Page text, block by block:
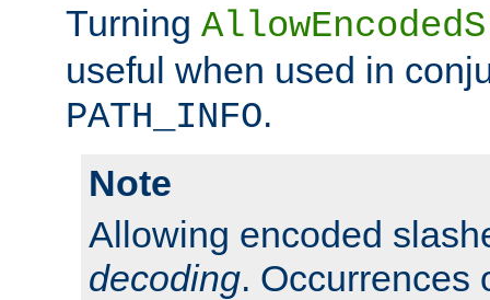
Turning
useful when used in
PATH_INFO.
Note
Allowing encoded
decoding. Occurrences